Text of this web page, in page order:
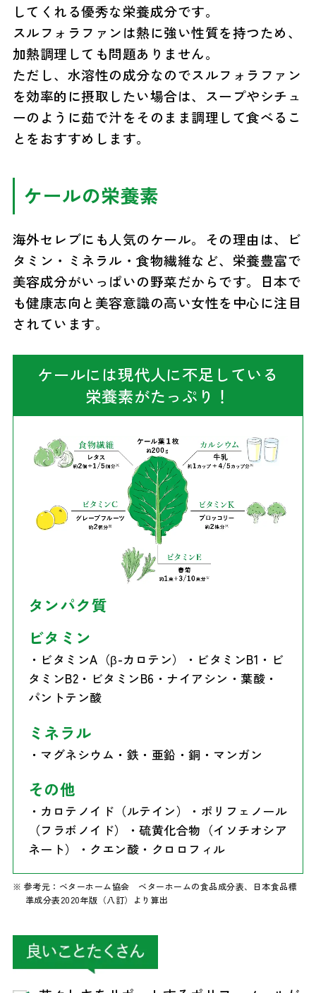
してくれる優秀な栄養成分です。
スルフォラファンは熱に強い性質を持つため、
加熱調理しても問題ありません。
ただし、水溶性の成分なのでスルフォラファン
を効率的に摂取したい場合は、スープやシチュ
ーのように茹で汁をそのまま調理して食べるこ
とをおすすめします。
ケールの栄養素
海外セレブにも人気のケール。その理由は、ビ
タミン・ミネラル・食物繊維など、栄養豊富で
美容成分がいっぱいの野菜だからです。日本で
も健康志向と美容意識の高い女性を中心に注目
されています。
ケールには現代人に不足している
栄養素がたっぷり！
タンパク質
ビタミン
・ビタミンA（β-カロテン）・ビタミンB1・ビ
タミンB2・ビタミンB6・ナイアシン・葉酸・
パントテン酸
ミネラル
・マグネシウム・鉄・亜鉛・銅・マンガン
その他
・カロテノイド（ルテイン）・ポリフェノール
（フラボノイド）・硫黄化合物（イソチオシア
ネート）・クエン酸・クロロフィル
※ 参考元：ベターホーム協会 ベターホームの食品成分表、日本食品標
準成分表2020年版（八訂）より算出